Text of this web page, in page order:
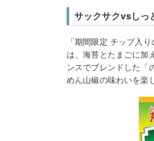
サックサクvsしっ
「期間限定 チップ入
は、海苔とたまごに加
ンスでブレンドした「
めん山椒の味わいを楽